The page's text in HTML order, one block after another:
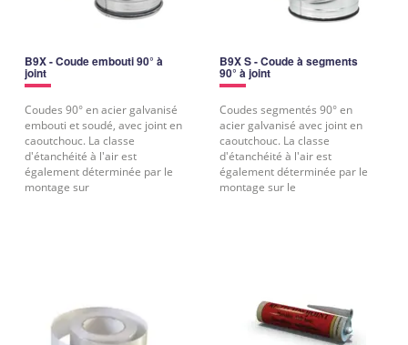
B9X - Coude embouti 90° à
joint
Coudes 90° en acier galvanisé
embouti et soudé, avec joint en
caoutchouc. La classe
d'étanchéité à l'air est
également déterminée par le
montage sur
B9X S - Coude à segments
90° à joint
Coudes segmentés 90° en
acier galvanisé avec joint en
caoutchouc. La classe
d'étanchéité à l'air est
également déterminée par le
montage sur le